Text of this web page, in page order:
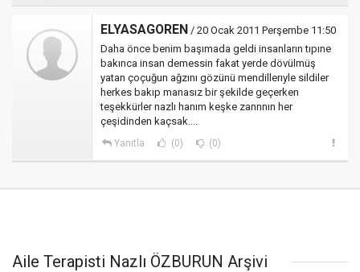
ELYASAGOREN / 20 Ocak 2011 Perşembe 11:50
Daha önce benim başımada geldi insanların tıpıne
bakınca insan demessin fakat yerde dövülmüş
yatan çoçuğun ağzını gözünü mendillerıyle sildiler
herkes bakıp manasız bir şekilde geçerken
teşekkürler nazlı hanım keşke zannnın her
çeşidinden kaçsak....
Yanıtla (0) (0)
Aile Terapisti Nazlı ÖZBURUN Arşivi